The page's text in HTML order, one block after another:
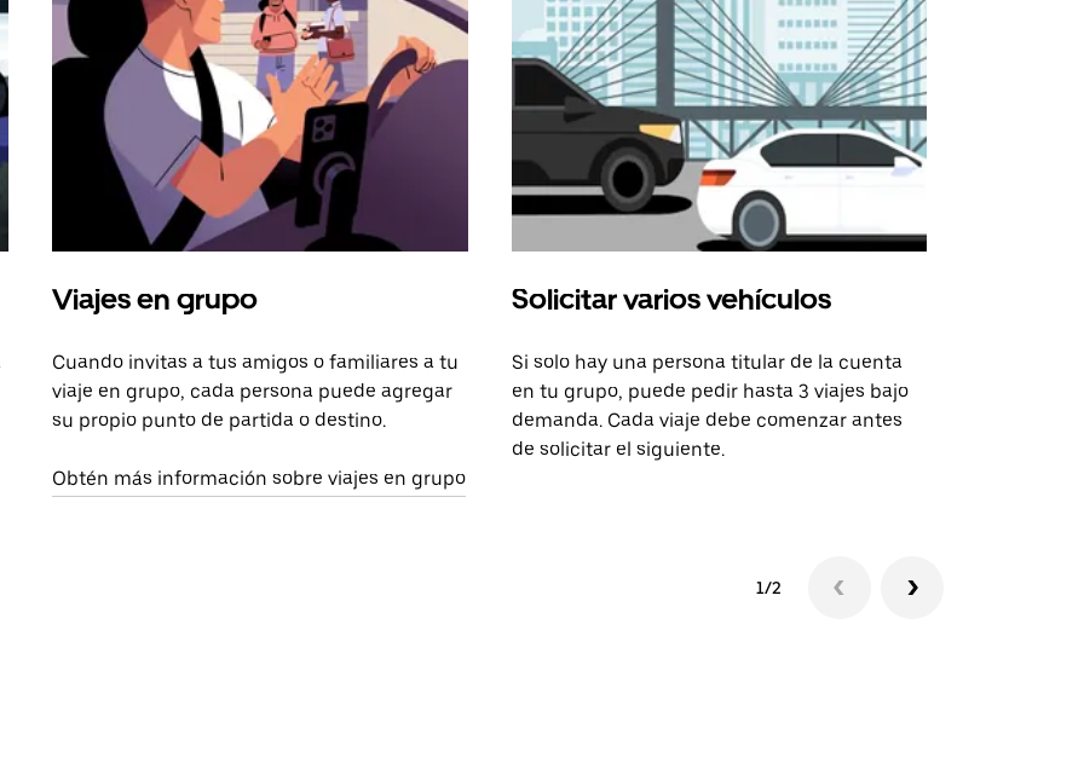
Viajes en grupo
Cuando invitas a tus amigos o familiares a tu
viaje en grupo, cada persona puede agregar
su propio punto de partida o destino.
Obtén más información sobre viajes en grupo
Solicitar varios vehículos
Si solo hay una persona titular de la cuenta
en tu grupo, puede pedir hasta 3 viajes bajo
demanda. Cada viaje debe comenzar antes
de solicitar el siguiente.
1/2